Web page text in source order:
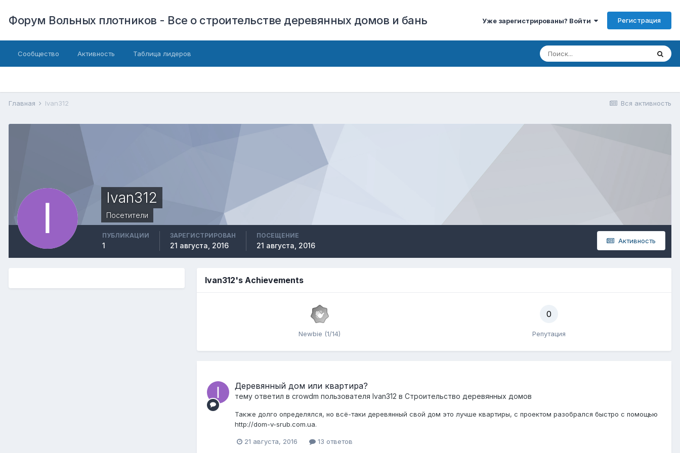
Форум Вольных плотников - Все о строительстве деревянных домов и бань Уже зарегистрированы? Войти Регистрация
Сообщество Активность Таблица лидеров
Вся активность
Главная Ivan312
Ivan312
Посетители
Активность
ПУБЛИКАЦИИ
1
ЗАРЕГИСТРИРОВАН
21 августа, 2016
ПОСЕЩЕНИЕ
21 августа, 2016
Ivan312's Achievements
Newbie (1/14)
0
Репутация
Деревянный дом или квартира?
тему ответил в crowdm пользователя Ivan312 в Строительство деревянных домов
Также долго определялся, но всё-таки деревянный свой дом это лучше квартиры, с проектом разобрался быстро с помощью
http://dom-v-srub.com.ua.
21 августа, 2016 13 ответов